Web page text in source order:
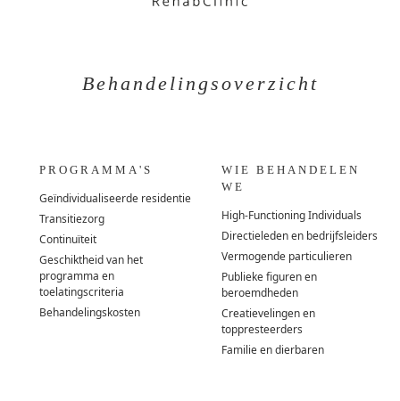
Behandelingsoverzicht
PROGRAMMA'S
Geïndividualiseerde residentie
Transitiezorg
Continuïteit
Geschiktheid van het
programma en
toelatingscriteria
Behandelingskosten
WIE BEHANDELEN
WE
High-Functioning Individuals
Directieleden en bedrijfsleiders
Vermogende particulieren
Publieke figuren en
beroemdheden
Creatievelingen en
toppresteerders
Familie en dierbaren